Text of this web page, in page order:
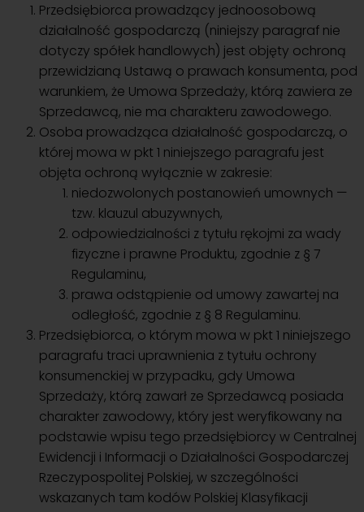
Przedsiębiorca prowadzący jednoosobową
działalność gospodarczą (niniejszy paragraf nie
dotyczy spółek handlowych) jest objęty ochroną
przewidzianą Ustawą o prawach konsumenta, pod
warunkiem, że Umowa Sprzedaży, którą zawiera ze
Sprzedawcą, nie ma charakteru zawodowego.
Osoba prowadząca działalność gospodarczą, o
której mowa w pkt 1 niniejszego paragrafu jest
objęta ochroną wyłącznie w zakresie:
niedozwolonych postanowień umownych —
tzw. klauzul abuzywnych,
odpowiedzialności z tytułu rękojmi za wady
fizyczne i prawne Produktu, zgodnie z § 7
Regulaminu,
prawa odstąpienie od umowy zawartej na
odległość, zgodnie z § 8 Regulaminu.
Przedsiębiorca, o którym mowa w pkt 1 niniejszego
paragrafu traci uprawnienia z tytułu ochrony
konsumenckiej w przypadku, gdy Umowa
Sprzedaży, którą zawarł ze Sprzedawcą posiada
charakter zawodowy, który jest weryfikowany na
podstawie wpisu tego przedsiębiorcy w Centralnej
Ewidencji i Informacji o Działalności Gospodarczej
Rzeczypospolitej Polskiej, w szczególności
wskazanych tam kodów Polskiej Klasyfikacji